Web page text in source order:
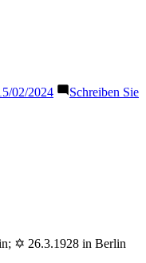
02/2024
Schreiben Sie
✡ 26.3.1928 in Berlin